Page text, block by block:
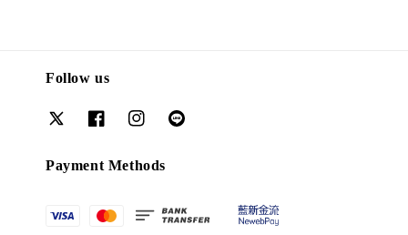
Follow us
Payment Methods